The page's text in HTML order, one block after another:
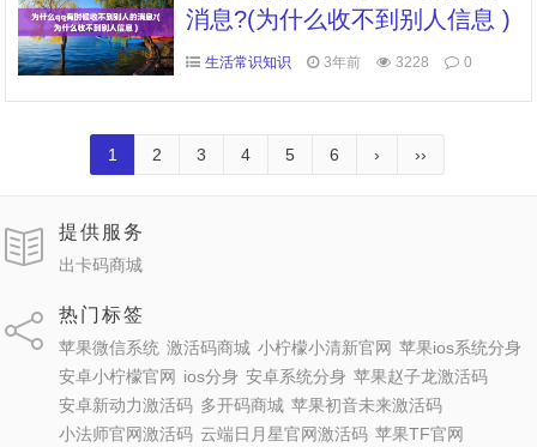
消息?(为什么收不到别人信息 )
生活常识知识 3年前 3228 0
1 2 3 4 5 6 › ››
提供服务
出卡码商城
热门标签
苹果微信系统 激活码商城 小柠檬小清新官网 苹果ios系统分身
安卓小柠檬官网 ios分身 安卓系统分身 苹果赵子龙激活码
安卓新动力激活码 多开码商城 苹果初音未来激活码
小法师官网激活码 云端日月星官网激活码 苹果TF官网